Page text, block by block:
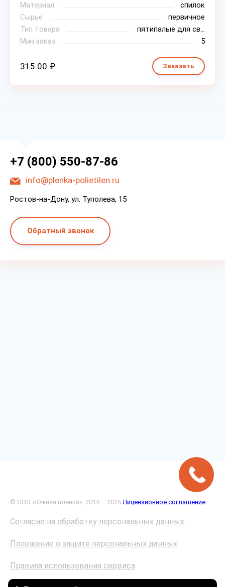
Материал
спилок
Сырье
первичное
Тип товара
пятипалые для сварки
Мин.заказ
5
315.00 ₽ Заказать
+7 (800) 550-87-86
info@plenka-polietilen.ru
Ростов-на-Дону, ул. Туполева, 15
Обратный звонок
© ООО «Южная плёнка», 2015 – 2025 Лицензионное соглашение
Согласие на обработку персональных данных
Положение о защите персональных данных
Правила использования сервиса